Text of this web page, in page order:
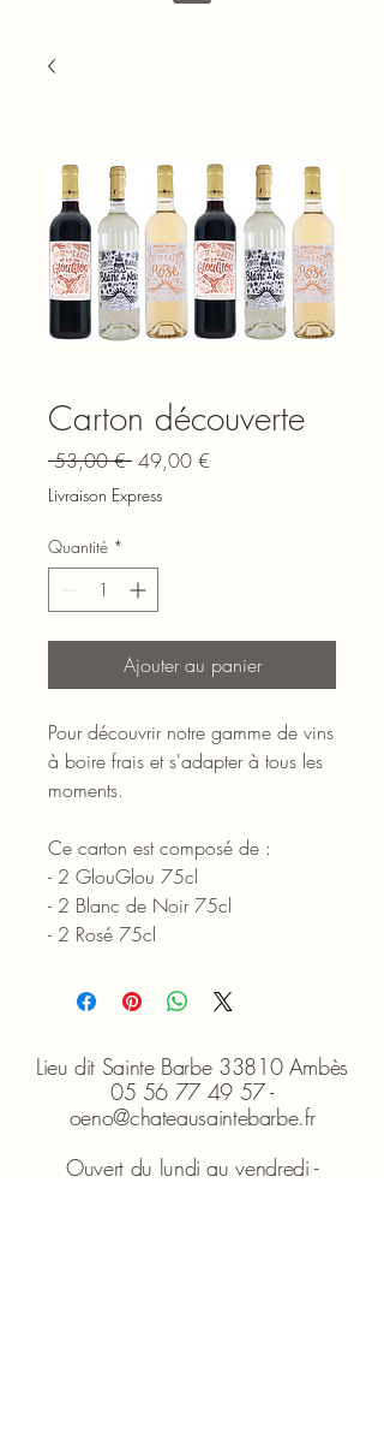
Carton découverte
53,00 € Prix
49,00 €
Livraison Express
Quantité *
Ajouter au panier
Pour découvrir notre gamme de vins
à boire frais et s'adapter à tous les
moments.
Ce carton est composé de :
- 2 GlouGlou 75cl
- 2 Blanc de Noir 75cl
- 2 Rosé 75cl
Lieu dit Sainte Barbe 33810 Ambès
05 56 77 49 57 -
oeno@chateausaintebarbe.fr
Ouvert du lundi au vendredi -